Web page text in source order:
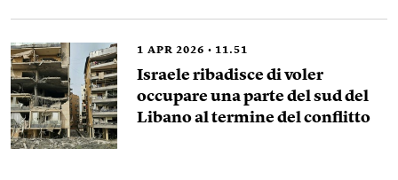
1 APR 2026 11.51
Israele ribadisce di voler
occupare una parte del sud del
Libano al termine del conflitto